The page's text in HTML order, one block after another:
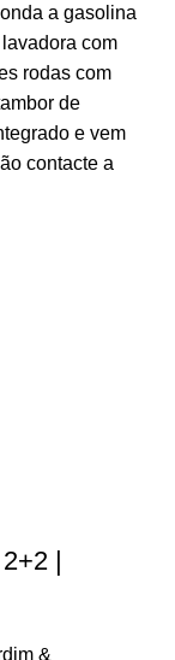
a gasolina
com
rodas com
de
e vem
contacte a
|
&